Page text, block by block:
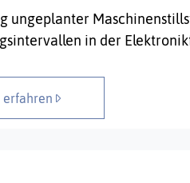
ungeplanter
in der
erfahren